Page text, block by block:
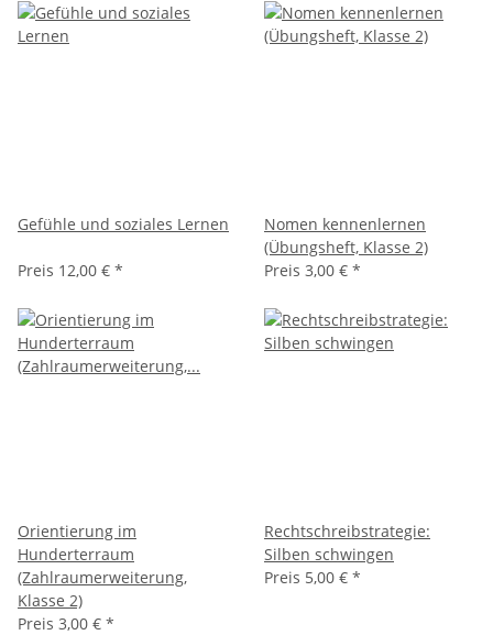
Gefühle und soziales Lernen
Preis 12,00 € *
Nomen kennenlernen
(Übungsheft, Klasse 2)
Preis 3,00 € *
Orientierung im
Hunderterraum
(Zahlraumerweiterung,
Klasse 2)
Preis 3,00 € *
Rechtschreibstrategie:
Silben schwingen
Preis 5,00 € *